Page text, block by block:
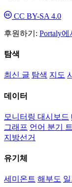
CC BY-SA 4.0
후원하기: Portaly
탐색
최신 글 탐색 지도
데이터
모니터링 대시보드
그래프 언어 분기
지방선거
유기체
세미온트 해부도 일